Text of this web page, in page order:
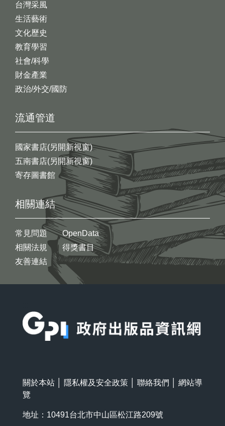
台灣采風
生活藝術
文化歷史
教育學習
社會/科學
財金產業
政治/外交/國防
流通管道
國家書店(另開新視窗)
五南書店(另開新視窗)
寄存圖書館
相關連結
常見問題
相關法規
友善連結
OpenData
得獎書目
關於本站 隱私權及安全政策 聯絡我們
網站導
覽
地址：10491台北市中山區松江路209號